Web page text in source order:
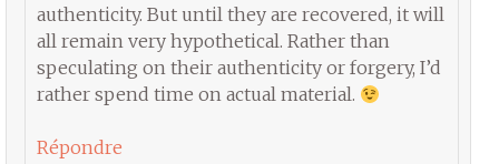
authenticity. But until they are recovered, it will
all remain very hypothetical. Rather than
speculating on their authenticity or forgery, I’d
rather spend time on actual material.
Répondre